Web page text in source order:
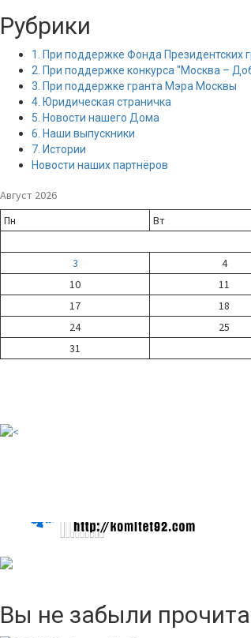
Рубрики
1. При поддержке Фонда Президентских
2. При поддержке конкурса "Москва –
3. При поддержке гранта Мэра Москвы
4. Юридическая страничка
5. Новости нашего Дома
6. Наши выпускники
7. Истории
Новости наших партнёров
Август 2026
Пн
Вт
3
4
10
11
17
18
24
25
31
Вы не забыли